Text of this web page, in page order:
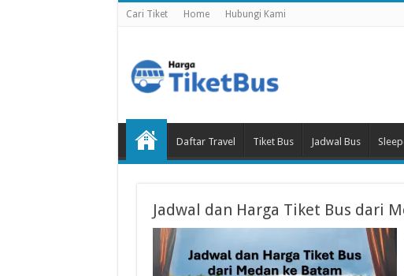
Cari Tiket Home Hubungi Kami
Daftar Travel Tiket Bus Jadwal Bus
Jadwal dan Harga Tiket Bus dari